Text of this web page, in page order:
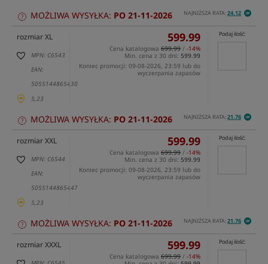
NAJNIŻSZA RATA:24.12
MOŻLIWA WYSYŁKA: PO 21-11-2026
rozmiar XL
MPN: C6543
EAN:
5055144865430
5,23
599.99
Cena katalogowa 699.99 / -14%
Min. cena z 30 dni: 599.99
Koniec promocji: 09-08-2026, 23:59 lub do
wyczerpania zapasów
Podaj ilość:
NAJNIŻSZA RATA:21.76
MOŻLIWA WYSYŁKA: PO 21-11-2026
rozmiar XXL
MPN: C6544
EAN:
5055144865447
5,23
599.99
Cena katalogowa 699.99 / -14%
Min. cena z 30 dni: 599.99
Koniec promocji: 09-08-2026, 23:59 lub do
wyczerpania zapasów
Podaj ilość:
NAJNIŻSZA RATA:21.76
MOŻLIWA WYSYŁKA: PO 21-11-2026
rozmiar XXXL 599.99
Cena katalogowa 699.99 / -14%
Podaj ilość: